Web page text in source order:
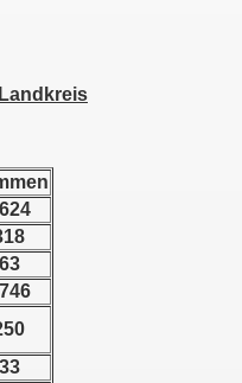
Landkreis
63
33